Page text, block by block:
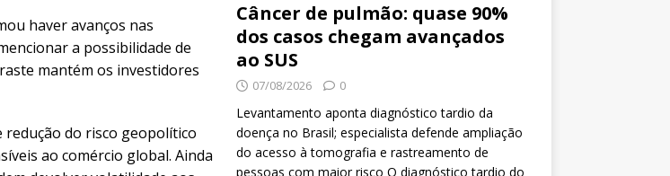
haver avanços nas
a possibilidade de
mantém os investidores
do risco geopolítico
ao comércio global. Ainda
Câncer de pulmão: quase 90%
dos casos chegam avançados
ao SUS
07/08/2026 0
Levantamento aponta diagnóstico tardio da
doença no Brasil; especialista defende ampliação
do acesso à tomografia e rastreamento de
pessoas com maior risco O diagnóstico tardio do